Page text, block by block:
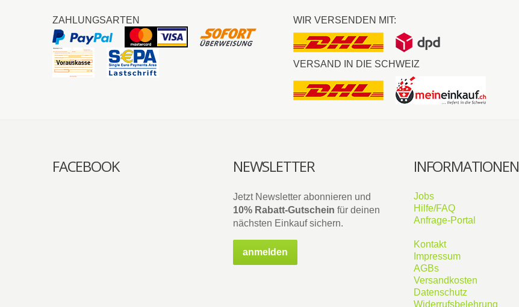
ZAHLUNGSARTEN WIR VERSENDEN MIT:
VERSAND IN DIE SCHWEIZ
FACEBOOK NEWSLETTER
Jetzt Newsletter abonnieren und
10% Rabatt-Gutschein für deinen
nächsten Einkauf sichern.
anmelden
INFORMATIONEN
Jobs
Hilfe/FAQ
Anfrage-Portal
Kontakt
Impressum
AGBs
Versandkosten
Datenschutz
Widerrufsbelehrung